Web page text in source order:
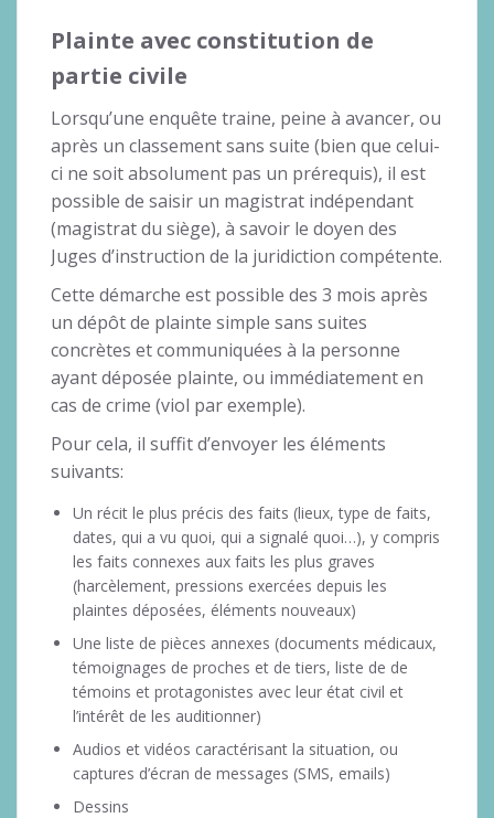
Plainte avec constitution de
partie civile
Lorsqu’une enquête traine, peine à avancer, ou
après un classement sans suite (bien que celui-
ci ne soit absolument pas un prérequis), il est
possible de saisir un magistrat indépendant
(magistrat du siège), à savoir le doyen des
Juges d’instruction de la juridiction compétente.
Cette démarche est possible des 3 mois après
un dépôt de plainte simple sans suites
concrètes et communiquées à la personne
ayant déposée plainte, ou immédiatement en
cas de crime (viol par exemple).
Pour cela, il suffit d’envoyer les éléments
suivants:
Un récit le plus précis des faits (lieux, type de faits,
dates, qui a vu quoi, qui a signalé quoi…), y compris
les faits connexes aux faits les plus graves
(harcèlement, pressions exercées depuis les
plaintes déposées, éléments nouveaux)
Une liste de pièces annexes (documents médicaux,
témoignages de proches et de tiers, liste de de
témoins et protagonistes avec leur état civil et
l’intérêt de les auditionner)
Audios et vidéos caractérisant la situation, ou
captures d’écran de messages (SMS, emails)
Dessins